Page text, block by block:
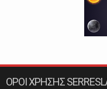
ΟΡΟΙ ΧΡΗΣΗΣ